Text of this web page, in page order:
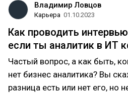
Владимир Ловцов
Карьера 01.10.2023
Как проводить
если ты аналитик в ИТ
Частый вопрос, а как быть,
нет бизнес аналитика? Вы
разница есть или нет его, но